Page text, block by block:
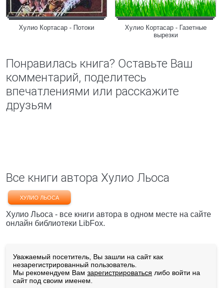
Хулио Кортасар - Потоки
Хулио Кортасар - Газетные
вырезки
Понравилась книга? Оставьте Ваш
комментарий, поделитесь
впечатлениями или расскажите
друзьям
Все книги автора Хулио Льоса
ХУЛИО ЛЬОСА
Хулио Льоса - все книги автора в одном месте на сайте
онлайн библиотеки LibFox.
Уважаемый посетитель, Вы зашли на сайт как
незарегистрированный пользователь.
Мы рекомендуем Вам зарегистрироваться либо войти на
сайт под своим именем.